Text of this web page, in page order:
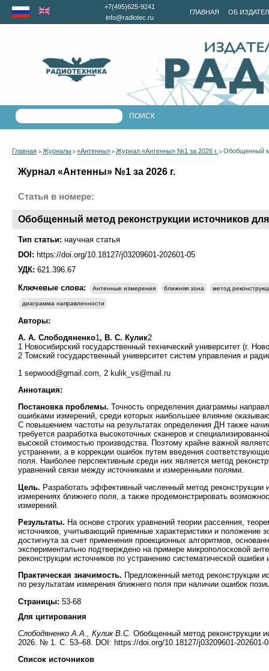
ГЛАВНАЯ ОБ
+7(495)625-9241
info@radiotec.ru
Главная > Журналы > «Антенны» > Журнал «Антенны» №1 за 2026 г. > Обобщенный
Журнал «Антенны» №1 за 2026 г.
Статья в номере:
Обобщенный метод реконструкции источников
Тип статьи: научная статья
DOI: https://doi.org/10.18127/j03209601-202601-05
УДК: 621.396.67
Ключевые слова:
Антенные измерения ближняя зона метод
диаграмма направленности
Авторы:
А. А. Слободяненко1, В. С. Кулик2
1 Новосибирский государственный технический университет (г.
2 Томский государственный университет систем управления и
1 sepwood@gmail.com, 2 kulik_vs@mail.ru
Аннотация:
Постановка проблемы. Точность определения диаграммы
ошибками измерений, среди которых наибольшее влияние
С повышением частоты на результатах определения ДН также
требуется разработка высокоточных сканеров и
высокой стоимостью производства. Поэтому крайне важной
устранении, а в коррекции ошибок путем введения
поля. Наиболее перспективным среди них является метод
уравнений связи между источниками и измеренными полями.
Цель. Разработать эффективный численный метод
измерениях ближнего поля, а также продемонстрировать
измерений.
Результаты. На основе строгих уравнений теории рассеяния,
источников, учитывающий приемные характеристики и положение
достигнута за счет применения проекционных алгоритмов,
экспериментально подтверждено на примере микрополосковой
реконструкции источников по устранению систематической
Практическая значимость. Предложенный метод реконструкции
по результатам измерения ближнего поля при наличии ошибок
Страницы: 53-68
Для цитирования
Слободяненко А.А., Кулик В.С. Обобщенный метод реконструкции
2026. № 1. С. 53–68. DOI: https://doi.org/10.18127/j03209601-202601-
Список источников